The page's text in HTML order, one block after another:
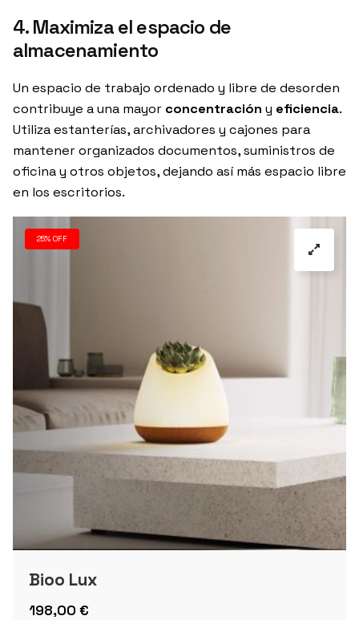
4. Maximiza el espacio de
almacenamiento
Un espacio de trabajo ordenado y libre de desorden
contribuye a una mayor concentración y eficiencia.
Utiliza estanterías, archivadores y cajones para
mantener organizados documentos, suministros de
oficina y otros objetos, dejando así más espacio libre
en los escritorios.
25% OFF
Bioo Lux
198,00 €